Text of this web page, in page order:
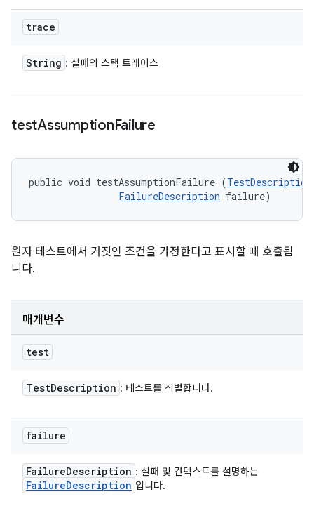
trace
String : 실패의 스택 트레이스
testAssumptionFailure
public void testAssumptionFailure (TestDescription
FailureDescription failure)
원자 테스트에서 거짓인 조건을 가정한다고 표시할 때 호출됩
니다.
매개변수
test
TestDescription : 테스트를 식별합니다.
failure
FailureDescription : 실패 및 컨텍스트를 설명하는
FailureDescription 입니다.